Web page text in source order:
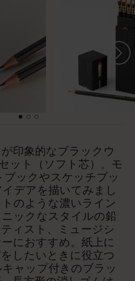
印象的なブラックウ
ット（ソフト芯）。モ
ブックやスケッチブッ
デアを描いてみまし
のような濃いライン
ックなスタイルの鉛
ィスト、ミュージシ
におすすめ。紙上に
したいときに役立つ
ャップ付きのブラッ